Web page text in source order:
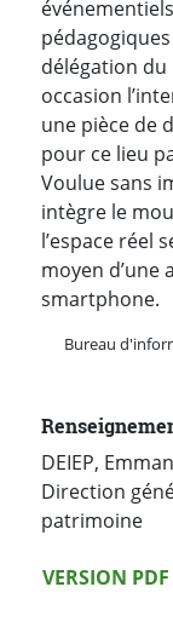
délégation du
occasion
une pièce de
pour ce lieu
Voulue sans
intègre le
l’espace réel
moyen
smartphone.
Bureau
DEIEP,
Direction
patrimoine
VERSION